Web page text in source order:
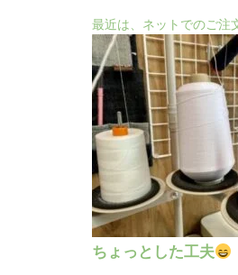
最近は、ネットでのご注
ちょっとした工夫